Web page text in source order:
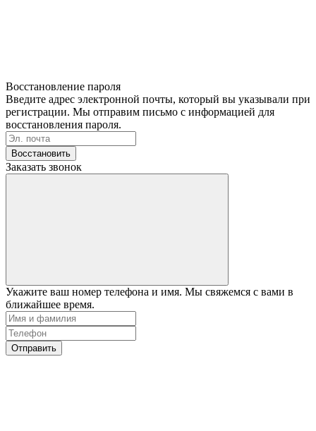
Восстановление пароля
Введите адрес электронной почты, который вы указывали при
регистрации. Мы отправим письмо с информацией для
восстановления пароля.
Восстановить
Заказать звонок
Укажите ваш номер телефона и имя. Мы свяжемся с вами в
ближайшее время.
Отправить